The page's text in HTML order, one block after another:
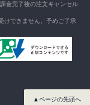
金完了後の注文キャンセル
けできません。予めご了承
▲ページの先頭へ